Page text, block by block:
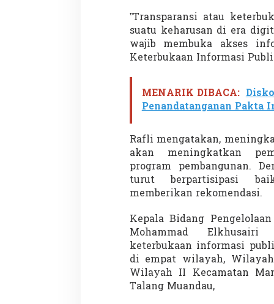
a
”Transparansi atau
suatu keharusan di era
wajib membuka akses
Keterbukaan Informasi
MENARIK DIBACA:
Penandatanganan Pakta
Rafli mengatakan,
akan meningkatkan
program pembangunan.
turut berpartisipasi
memberikan rekomendasi.
Kepala Bidang
Mohammad
keterbukaan informasi
di empat wilayah,
Wilayah II Kecamatan
Talang Muandau,